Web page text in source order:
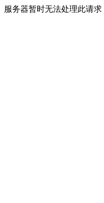
服务器暂时无法处理此请求